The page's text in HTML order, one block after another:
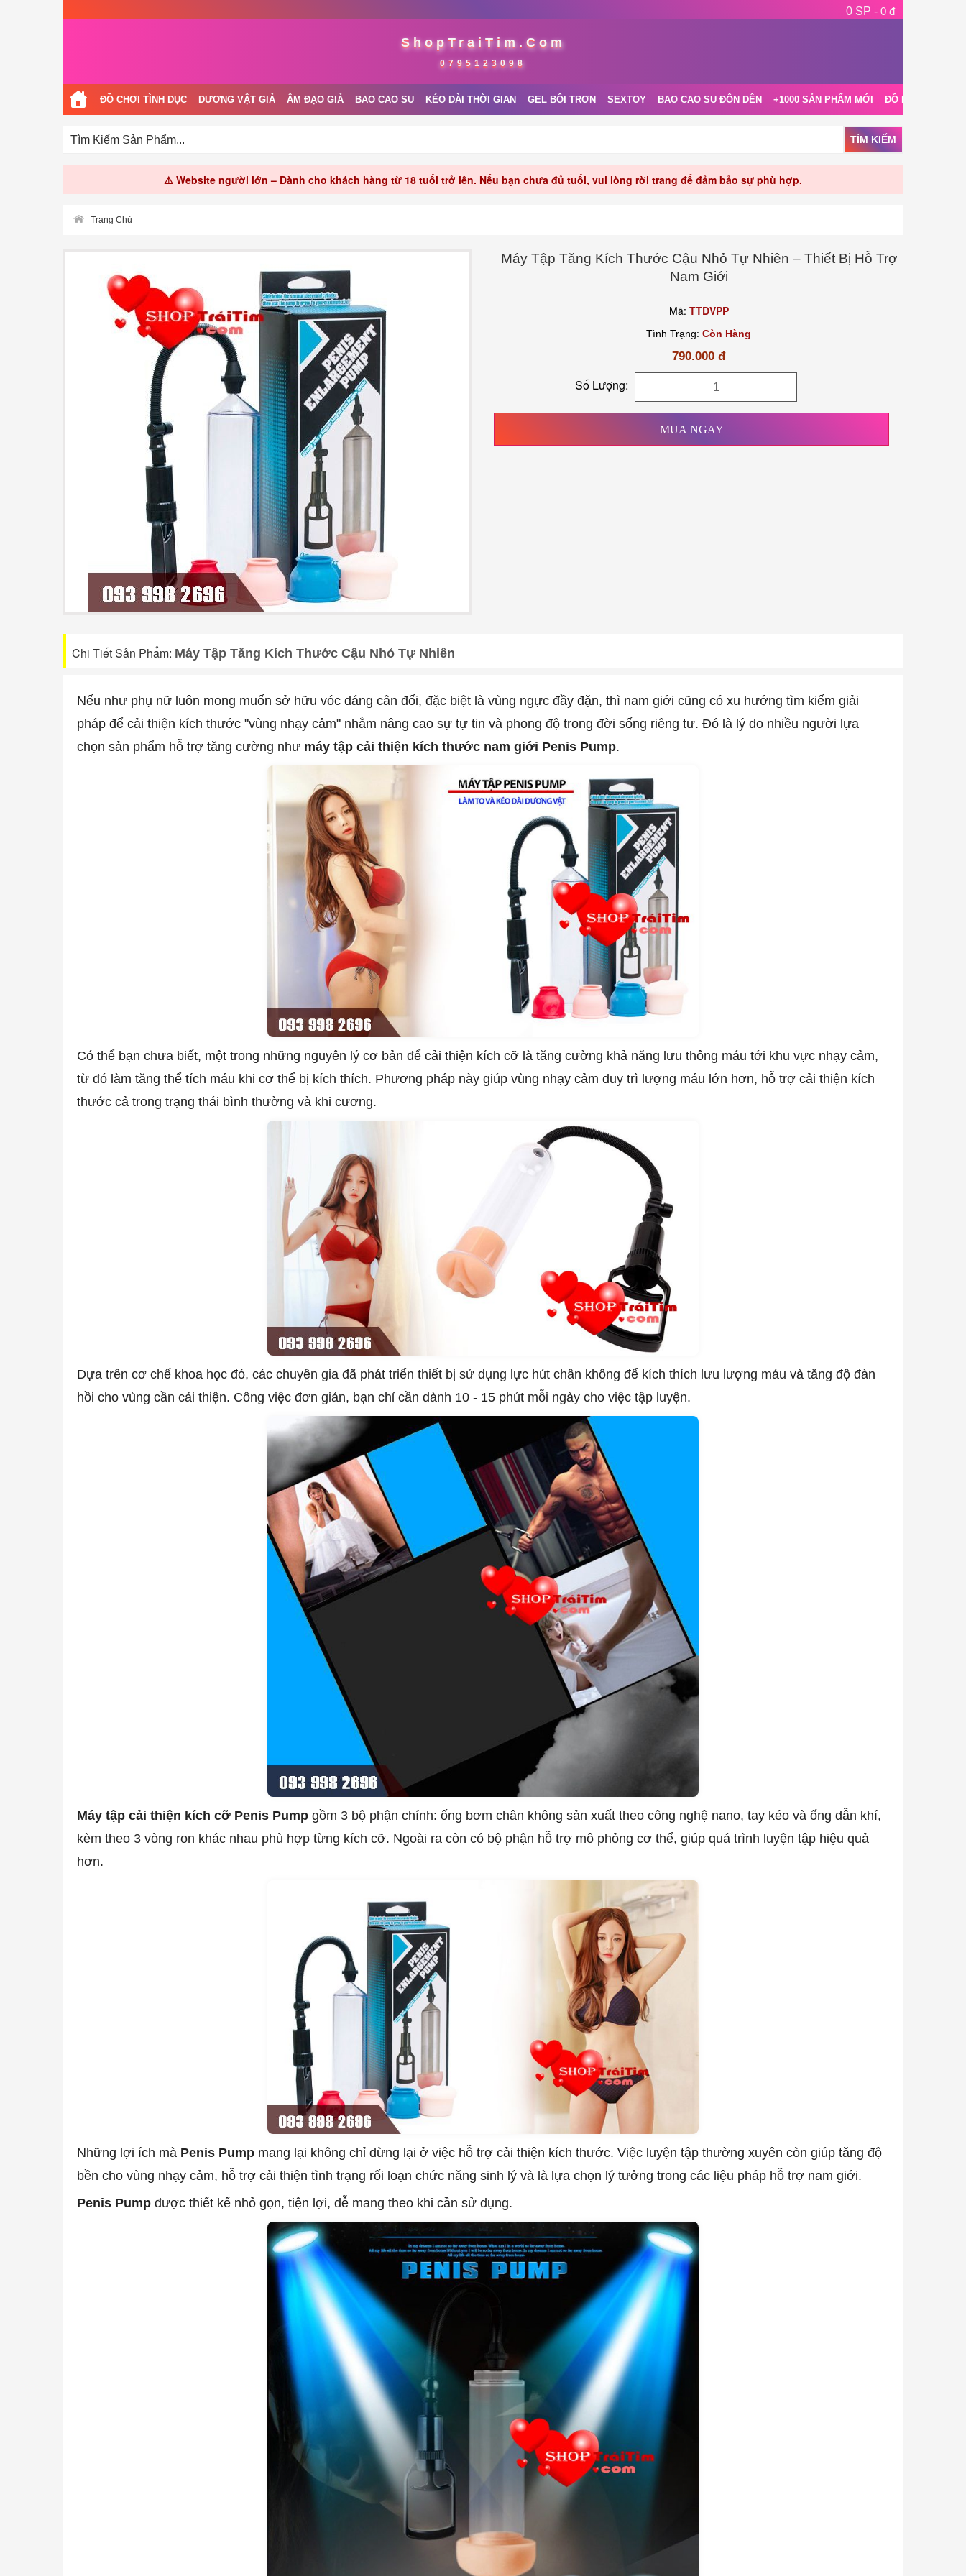
0 SP - 0 đ
ShopTraiTim.Com
0795123098
ĐỒ CHƠI TÌNH DỤC DƯƠNG VẬT GIẢ ÂM ĐẠO GIẢ BAO CAO SU KÉO DÀI THỜI GIAN GEL BÔI TRƠN SEXTOY BAO CAO SU ĐÔN DÊN +1000 SẢN PHẨM MỚI ĐỒ NGỦ NỘI Y
TÌM KIẾM
⚠️ Website người lớn – Dành cho khách hàng từ 18 tuổi trở lên. Nếu bạn chưa đủ tuổi, vui lòng rời trang để đảm bảo sự phù hợp.
Trang Chủ
Máy Tập Tăng Kích Thước Cậu Nhỏ Tự Nhiên – Thiết Bị Hỗ Trợ
Nam Giới
Mã: TTDVPP
Tình Trạng: Còn Hàng
790.000 đ
Số Lượng:
MUA NGAY
Chi Tiết Sản Phẩm: Máy Tập Tăng Kích Thước Cậu Nhỏ Tự Nhiên
Nếu như phụ nữ luôn mong muốn sở hữu vóc dáng cân đối, đặc biệt là vùng ngực đầy đặn, thì nam giới cũng có xu hướng tìm kiếm giải
pháp để cải thiện kích thước "vùng nhạy cảm" nhằm nâng cao sự tự tin và phong độ trong đời sống riêng tư. Đó là lý do nhiều người lựa
chọn sản phẩm hỗ trợ tăng cường như máy tập cải thiện kích thước nam giới Penis Pump.
Có thể bạn chưa biết, một trong những nguyên lý cơ bản để cải thiện kích cỡ là tăng cường khả năng lưu thông máu tới khu vực nhạy cảm,
từ đó làm tăng thể tích máu khi cơ thể bị kích thích. Phương pháp này giúp vùng nhạy cảm duy trì lượng máu lớn hơn, hỗ trợ cải thiện kích
thước cả trong trạng thái bình thường và khi cương.
Dựa trên cơ chế khoa học đó, các chuyên gia đã phát triển thiết bị sử dụng lực hút chân không để kích thích lưu lượng máu và tăng độ đàn
hồi cho vùng cần cải thiện. Công việc đơn giản, bạn chỉ cần dành 10 - 15 phút mỗi ngày cho việc tập luyện.
Máy tập cải thiện kích cỡ Penis Pump gồm 3 bộ phận chính: ống bơm chân không sản xuất theo công nghệ nano, tay kéo và ống dẫn khí,
kèm theo 3 vòng ron khác nhau phù hợp từng kích cỡ. Ngoài ra còn có bộ phận hỗ trợ mô phỏng cơ thể, giúp quá trình luyện tập hiệu quả
hơn.
Những lợi ích mà Penis Pump mang lại không chỉ dừng lại ở việc hỗ trợ cải thiện kích thước. Việc luyện tập thường xuyên còn giúp tăng độ
bền cho vùng nhạy cảm, hỗ trợ cải thiện tình trạng rối loạn chức năng sinh lý và là lựa chọn lý tưởng trong các liệu pháp hỗ trợ nam giới.
Penis Pump được thiết kế nhỏ gọn, tiện lợi, dễ mang theo khi cần sử dụng.